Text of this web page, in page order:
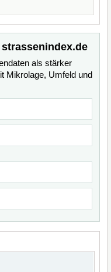
als stärker
Mikrolage, Umfeld und